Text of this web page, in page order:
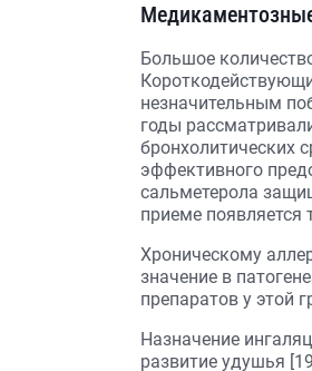
Большое
незначительным
годы
бронхолитических
эффективного
сальметерола
приеме
Хроническому
значение в
препаратов у этой
Назначение
развитие удушья